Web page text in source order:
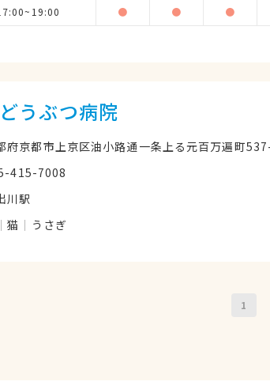
● ● ●
うぶつ病院
府京都市上京区油小路通一条上る元百万遍町
415-7008
川駅
猫 うさぎ
1